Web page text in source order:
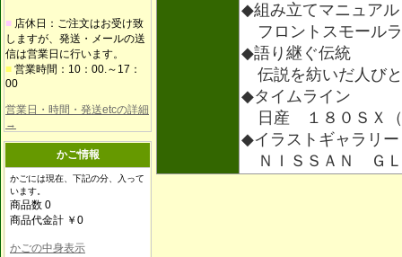
■ 店休日：ご注文はお受け致
しますが、発送・メールの送
信は営業日に行います。
■ 営業時間：10：00.～17：
00
営業日・時間・発送etcの詳細
→
かご情報
かごには現在、下記の分、入って
います。
商品数 0
商品代金計 ￥0
かごの中身表示
◆組み立てマニュアル
フロントスモール
◆語り継ぐ伝統
伝説を紡いだ人び
◆タイムライン
日産 １８０ＳＸ
◆イラストギャラリー
ＮＩＳＳＡＮ Ｇ